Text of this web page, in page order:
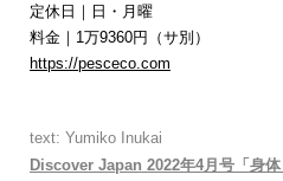
定休日｜日・月曜
料金｜1万9360円（サ別）
https://pesceco.com
text: Yumiko Inukai
Discover Japan 2022年4月号「身体